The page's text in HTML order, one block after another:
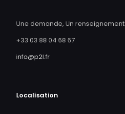
Une demande, Un renseignement
+33 03 88 04 68 67
info@p2l.fr
Localisation